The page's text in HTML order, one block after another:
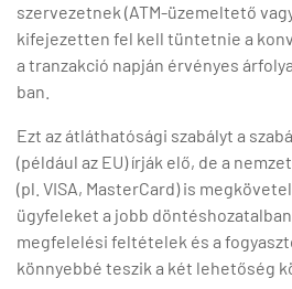
szervezetnek (ATM-üzemeltető
kifejezetten fel kell tüntetnie a
a tranzakció napján érvényes
ban.
Ezt az átláthatósági szabályt a
(például az EU) írják elő, de a
(pl. VISA, MasterCard) is
ügyfeleket a jobb
megfelelési feltételek és a
könnyebbé teszik a két lehetőség